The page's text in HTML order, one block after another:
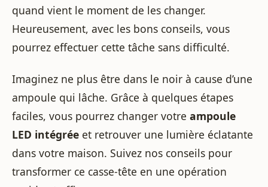
quand vient le moment de les changer.
Heureusement, avec les bons conseils, vous
pourrez effectuer cette tâche sans difficulté.
Imaginez ne plus être dans le noir à cause d’une
ampoule qui lâche. Grâce à quelques étapes
faciles, vous pourrez changer votre ampoule
LED intégrée et retrouver une lumière éclatante
dans votre maison. Suivez nos conseils pour
transformer ce casse-tête en une opération